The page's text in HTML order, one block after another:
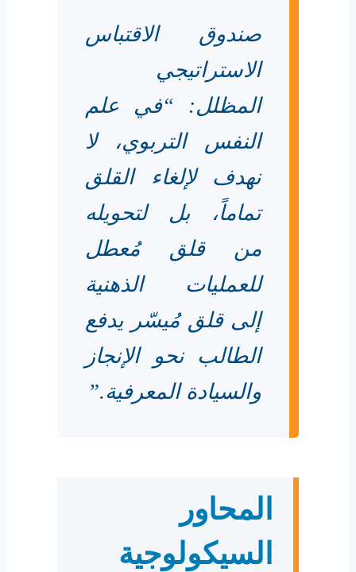
صندوق الاقتباس
الاستراتيجي
المظلل: “في علم
النفس التربوي، لا
نهدف لإلغاء القلق
تماماً، بل لتحويله
من قلق مُعطل
للعمليات الذهنية
إلى قلق مُيسّر يدفع
الطالب نحو الإنجاز
والسيادة المعرفية.”
المحاور
السيكولوجية